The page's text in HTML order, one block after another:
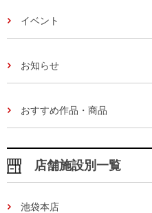
イベント
お知らせ
おすすめ作品・商品
店舗施設別一覧
池袋本店